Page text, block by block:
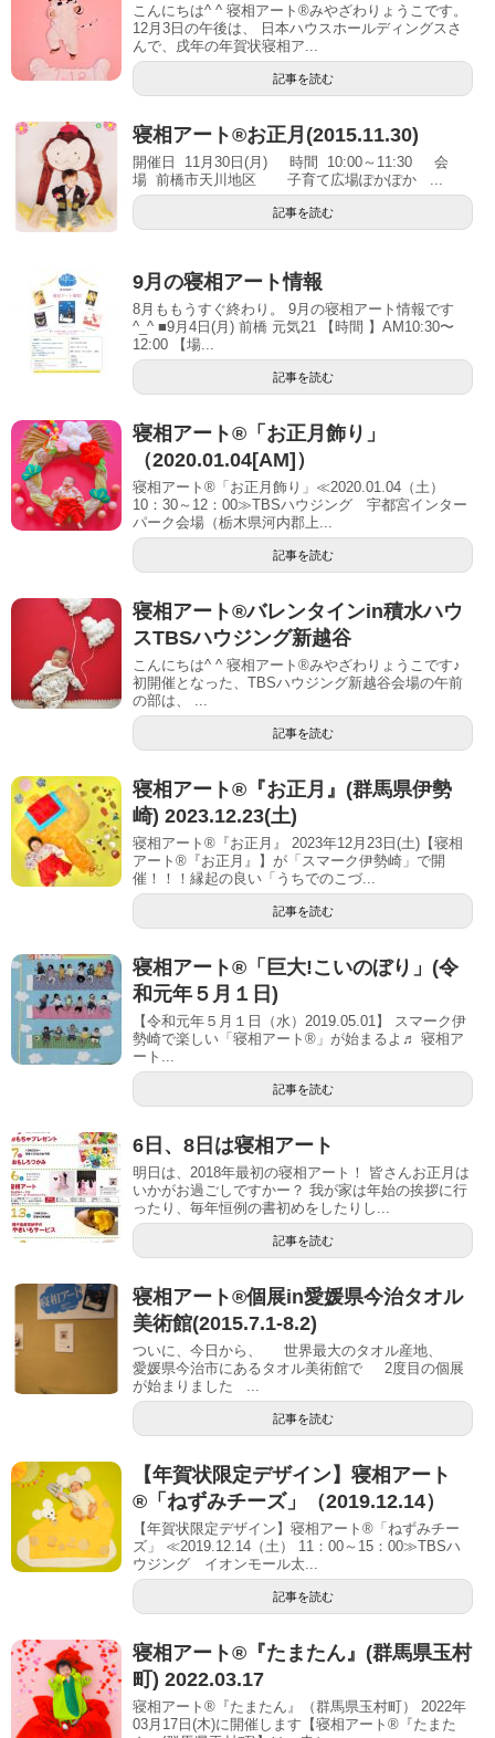
こんにちは^ ^ 寝相アート®︎みやざわりょうこです。
12月3日の午後は、 日本ハウスホールディングスさ
んで、戌年の年賀状寝相ア...
記事を読む
寝相アート®お正月(2015.11.30)
開催日 11月30日(月) 時間 10:00～11:30 会
場 前橋市天川地区 子育て広場ぽかぽか ...
記事を読む
9月の寝相アート情報
8月ももうすぐ終わり。 9月の寝相アート情報です
^_^ ■9月4日(月) 前橋 元気21 【時間 】AM10:30〜
12:00 【場...
記事を読む
寝相アート®「お正月飾り」
（2020.01.04[AM]）
寝相アート®「お正月飾り」≪2020.01.04（土）
10：30～12：00≫TBSハウジング 宇都宮インター
パーク会場（栃木県河内郡上...
記事を読む
寝相アート®︎バレンタインin積水ハウ
スTBSハウジング新越谷
こんにちは^ ^ 寝相アート®︎みやざわりょうこです♪
初開催となった、TBSハウジング新越谷会場の午前
の部は、 ...
記事を読む
寝相アート®︎『お正月』(群馬県伊勢
崎) 2023.12.23(土)
寝相アート®『お正月』 2023年12月23日(土)【寝相
アート®︎『お正月』】が「スマーク伊勢崎」で開
催！！！縁起の良い「うちでのこづ...
記事を読む
寝相アート®「巨大!こいのぼり」(令
和元年５月１日)
【令和元年５月１日（水）2019.05.01】 スマーク伊
勢崎で楽しい「寝相アート®」が始まるよ♬ 寝相ア
ート...
記事を読む
6日、8日は寝相アート
明日は、2018年最初の寝相アート！ 皆さんお正月は
いかがお過ごしですかー？ 我が家は年始の挨拶に行
ったり、毎年恒例の書初めをしたりし...
記事を読む
寝相アート®個展in愛媛県今治タオル
美術館(2015.7.1-8.2)
ついに、今日から、 世界最大のタオル産地、
愛媛県今治市にあるタオル美術館で 2度目の個展
が始まりました ...
記事を読む
【年賀状限定デザイン】寝相アート
®「ねずみチーズ」（2019.12.14）
【年賀状限定デザイン】寝相アート®「ねずみチー
ズ」 ≪2019.12.14（土） 11：00～15：00≫TBSハ
ウジング イオンモール太...
記事を読む
寝相アート®︎『たまたん』(群馬県玉村
町) 2022.03.17
寝相アート®『たまたん』（群馬県玉村町） 2022年
03月17日(木)に開催します【寝相アート®︎『たまた